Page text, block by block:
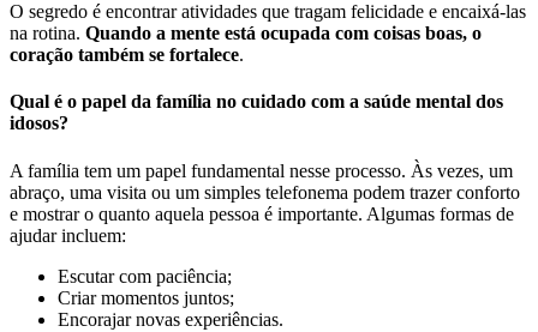
O segredo é encontrar atividades que tragam felicidade e encaixá-las
na rotina. Quando a mente está ocupada com coisas boas, o
coração também se fortalece.
Qual é o papel da família no cuidado com a saúde mental dos
idosos?
A família tem um papel fundamental nesse processo. Às vezes, um
abraço, uma visita ou um simples telefonema podem trazer conforto
e mostrar o quanto aquela pessoa é importante. Algumas formas de
ajudar incluem:
Escutar com paciência;
Criar momentos juntos;
Encorajar novas experiências.